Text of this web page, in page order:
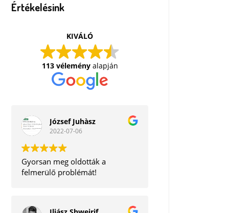
Értékelésink
KIVÁLÓ
113 véleményalapján
József Juhàsz
2022-07-06
Gyorsan meg oldották a
felmerülő problémát!